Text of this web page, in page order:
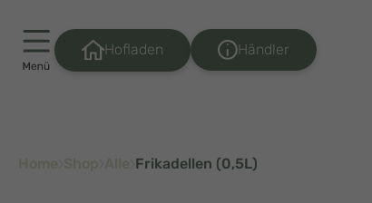
Hofladen Händler
Frikadellen (0,5L)